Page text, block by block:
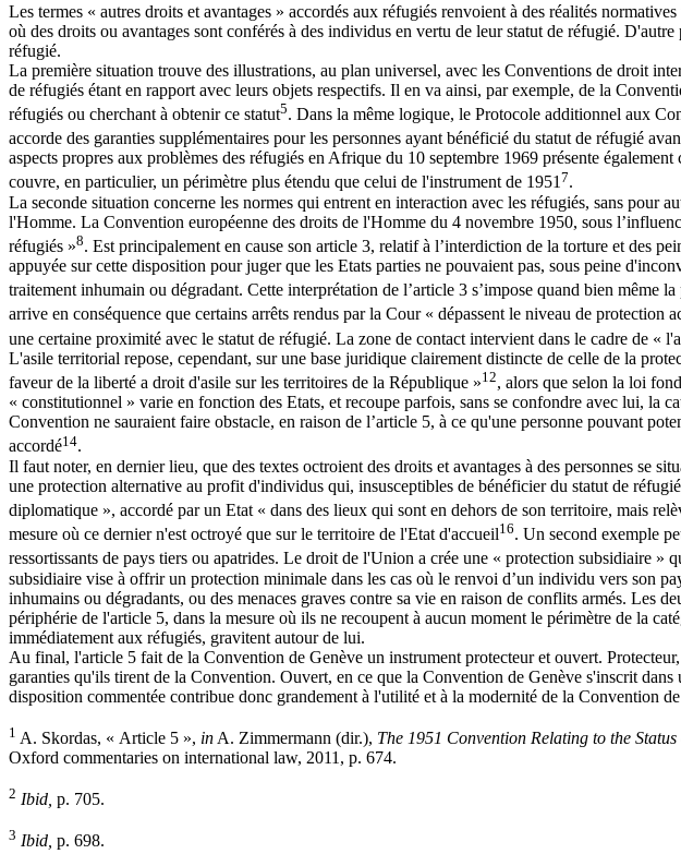
Les termes « autres droits et avantages » accordés aux réfugiés renvoient à des réalités
où des droits ou avantages sont conférés à des individus en vertu de leur statut de réfugié.
réfugié.
La première situation trouve des illustrations, au plan universel, avec les Conventions de droit
de réfugiés étant en rapport avec leurs objets respectifs. Il en va ainsi, par exemple, de la
réfugiés ou cherchant à obtenir ce statut5. Dans la même logique, le Protocole additionnel aux
accorde des garanties supplémentaires pour les personnes ayant bénéficié du statut de réfugié
aspects propres aux problèmes des réfugiés en Afrique du 10 septembre 1969 présente
couvre, en particulier, un périmètre plus étendu que celui de l'instrument de 19517.
La seconde situation concerne les normes qui entrent en interaction avec les réfugiés, sans pour
l'Homme. La Convention européenne des droits de l'Homme du 4 novembre 1950, sous
réfugiés »8. Est principalement en cause son article 3, relatif à l’interdiction de la torture et des
appuyée sur cette disposition pour juger que les Etats parties ne pouvaient pas, sous peine
traitement inhumain ou dégradant. Cette interprétation de l’article 3 s’impose quand bien
arrive en conséquence que certains arrêts rendus par la Cour « dépassent le niveau de protection
une certaine proximité avec le statut de réfugié. La zone de contact intervient dans le cadre de
L'asile territorial repose, cependant, sur une base juridique clairement distincte de celle de la
faveur de la liberté a droit d'asile sur les territoires de la République »12, alors que selon la loi
« constitutionnel » varie en fonction des Etats, et recoupe parfois, sans se confondre avec lui, la
Convention ne sauraient faire obstacle, en raison de l’article 5, à ce qu'une personne pouvant
accordé14.
Il faut noter, en dernier lieu, que des textes octroient des droits et avantages à des personnes se
une protection alternative au profit d'individus qui, insusceptibles de bénéficier du statut de
diplomatique », accordé par un Etat « dans des lieux qui sont en dehors de son territoire, mais
mesure où ce dernier n'est octroyé que sur le territoire de l'Etat d'accueil16. Un second exemple
ressortissants de pays tiers ou apatrides. Le droit de l'Union a crée une « protection subsidiaire
subsidiaire vise à offrir un protection minimale dans les cas où le renvoi d’un individu vers son
inhumains ou dégradants, ou des menaces graves contre sa vie en raison de conflits armés. Les
périphérie de l'article 5, dans la mesure où ils ne recoupent à aucun moment le périmètre de la
immédiatement aux réfugiés, gravitent autour de lui.
Au final, l'article 5 fait de la Convention de Genève un instrument protecteur et ouvert.
garanties qu'ils tirent de la Convention. Ouvert, en ce que la Convention de Genève s'inscrit
disposition commentée contribue donc grandement à l'utilité et à la modernité de la Convention
1 A. Skordas, « Article 5 », in A. Zimmermann (dir.), The 1951 Convention Relating to the
Oxford commentaries on international law, 2011, p. 674.
2 Ibid, p. 705.
3 Ibid, p. 698.